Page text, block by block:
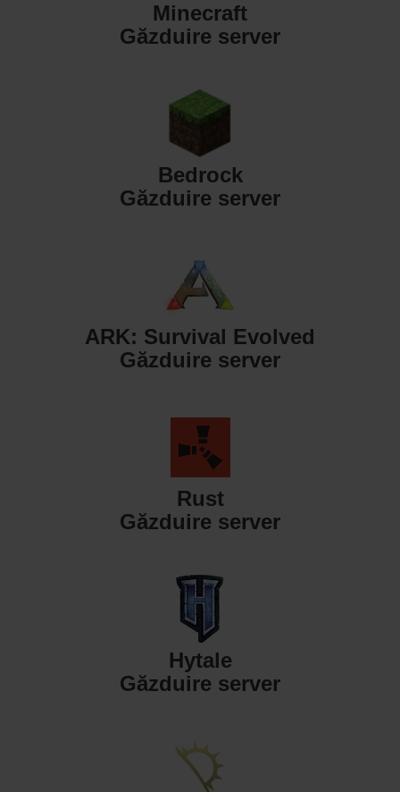
Minecraft
Găzduire server
Bedrock
Găzduire server
ARK: Survival Evolved
Găzduire server
Rust
Găzduire server
Hytale
Găzduire server